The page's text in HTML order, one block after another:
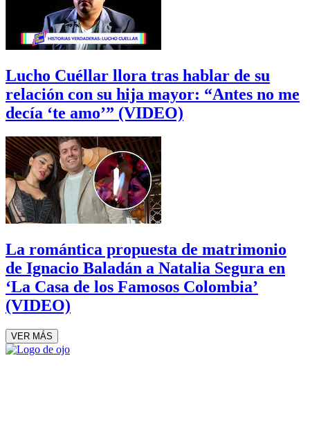
Lucho Cuéllar llora tras hablar de su
relación con su hija mayor: “Antes no me
decía ‘te amo’” (VIDEO)
La romántica propuesta de matrimonio
de Ignacio Baladán a Natalia Segura en
‘La Casa de los Famosos Colombia’
(VIDEO)
VER MÁS